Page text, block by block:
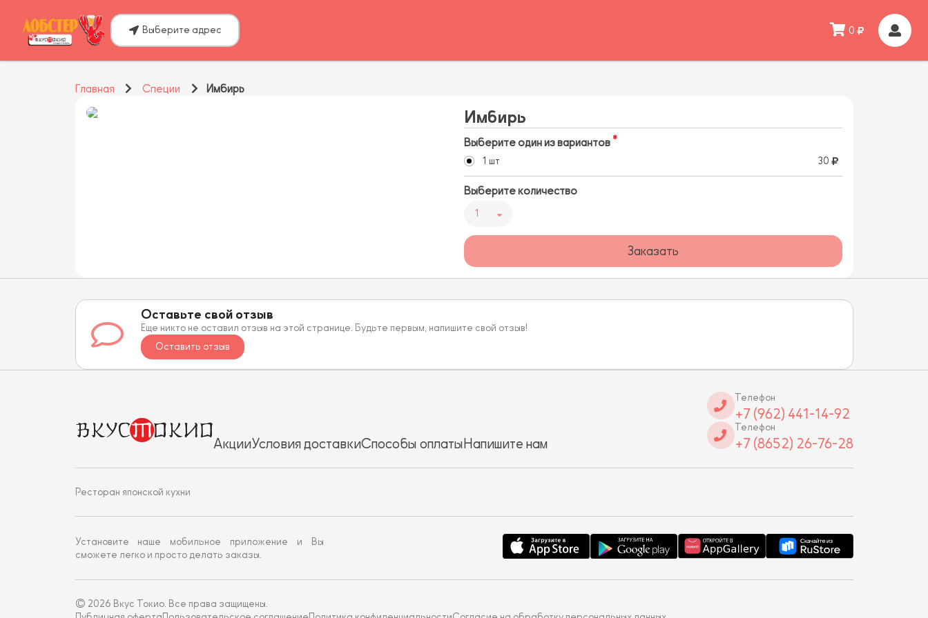
Выберите адрес 0
Главная Специи Имбирь
Имбирь
Выберите один из вариантов
1 шт 30
Выберите количество
1
Заказать
Оставьте свой отзыв
Еще никто не оставил отзыв на этой странице. Будьте первым, напишите свой отзыв!
Оставить отзыв
АкцииУсловия доставкиСпособы оплатыНапишите нам
Телефон
+7 (962) 441-14-92
Телефон
+7 (8652) 26-76-28
Ресторан японской кухни
Установите наше мобильное приложение и Вы
сможете легко и просто делать заказы.
© 2026 Вкус Токио. Все права защищены.